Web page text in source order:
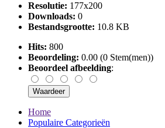
Resolutie: 177x200
Downloads: 0
Bestandsgrootte: 10.8 KB
Hits: 800
Beoordeling: 0.00 (0 Stem(men))
Beoordeel afbeelding:
Home
Populaire Categorieën